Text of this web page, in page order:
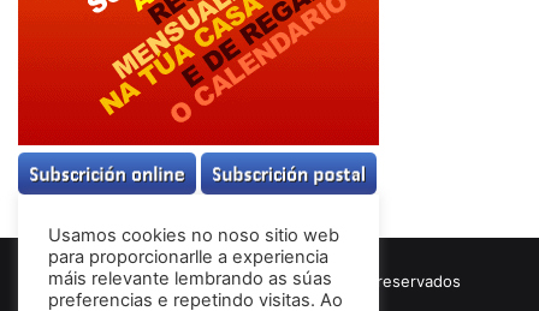
© Copyright 2026, Todos los derechos reservados
Usamos cookies no noso sitio web
para proporcionarlle a experiencia
máis relevante lembrando as súas
preferencias e repetindo visitas. Ao